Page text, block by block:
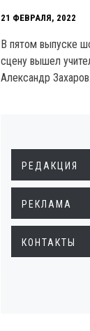
21 ФЕВРАЛЯ, 2022
В пятом выпуске
сцену вышел
Александр Захаров.
РЕДАКЦИЯ
РЕКЛАМА
КОНТАКТЫ